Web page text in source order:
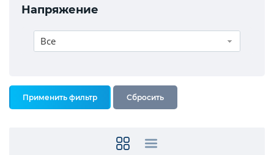
Напряжение
Все